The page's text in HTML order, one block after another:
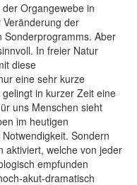
Organgewebe in
der
Sonderprogramms. Aber
In freier Natur
diese
eine sehr kurze
in kurzer Zeit eine
uns Menschen sieht
im heutigen
Sondern
aktiviert, welche von jeder
empfunden
akut-dramatisch